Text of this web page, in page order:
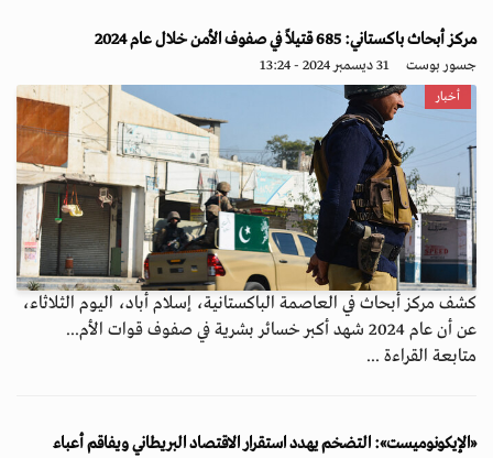
مركز أبحاث باكستاني: 685 قتيلاً في صفوف الأمن خلال عام 2024
جسور بوست 31 ديسمبر 2024 - 13:24
أخبار
كشف مركز أبحاث في العاصمة الباكستانية، إسلام أباد، اليوم الثلاثاء،
عن أن عام 2024 شهد أكبر خسائر بشرية في صفوف قوات الأم...
متابعة القراءة ...
«الإيكونوميست»: التضخم يهدد استقرار الاقتصاد البريطاني ويفاقم أعباء